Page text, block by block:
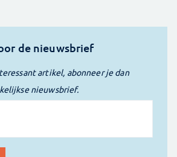
de nieuwsbrief
artikel, abonneer je dan
nieuwsbrief.